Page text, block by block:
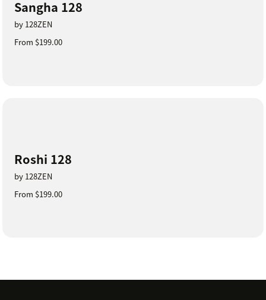
Sangha 128
by 128ZEN
From $199.00
Roshi 128
by 128ZEN
From $199.00